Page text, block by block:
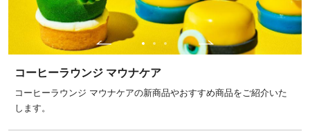
コーヒーラウンジ マウナケア
コーヒーラウンジ マウナケアの新商品やおすすめ商品をご紹介いた
します。